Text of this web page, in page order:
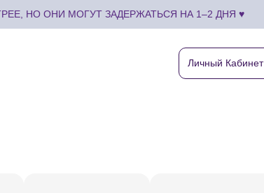
НО ОНИ МОГУТ ЗАДЕРЖАТЬСЯ НА 1–2 ДНЯ ♥
Личный Кабинет